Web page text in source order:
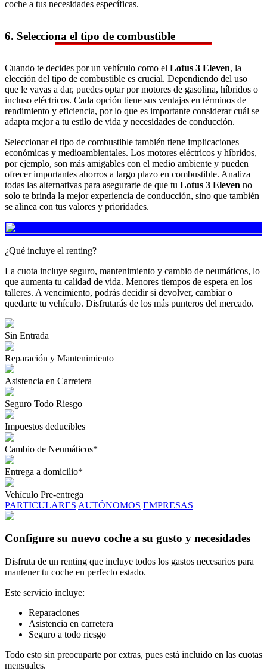
coche a tus necesidades específicas.
6. Selecciona el tipo de combustible
Cuando te decides por un vehículo como el Lotus 3 Eleven, la
elección del tipo de combustible es crucial. Dependiendo del uso
que le vayas a dar, puedes optar por motores de gasolina, híbridos o
incluso eléctricos. Cada opción tiene sus ventajas en términos de
rendimiento y eficiencia, por lo que es importante considerar cuál se
adapta mejor a tu estilo de vida y necesidades de conducción.
Seleccionar el tipo de combustible también tiene implicaciones
económicas y medioambientales. Los motores eléctricos y híbridos,
por ejemplo, son más amigables con el medio ambiente y pueden
ofrecer importantes ahorros a largo plazo en combustible. Analiza
todas las alternativas para asegurarte de que tu Lotus 3 Eleven no
solo te brinda la mejor experiencia de conducción, sino que también
se alinea con tus valores y prioridades.
¿Qué incluye el renting?
La cuota incluye seguro, mantenimiento y cambio de neumáticos, lo
que aumenta tu calidad de vida. Menores tiempos de espera en los
talleres. A vencimiento, podrás decidir si devolver, cambiar o
quedarte tu vehículo. Disfrutarás de los más punteros del mercado.
Sin Entrada
Reparación y Mantenimiento
Asistencia en Carretera
Seguro Todo Riesgo
Impuestos deducibles
Cambio de Neumáticos*
Entrega a domicilio*
Vehículo Pre-entrega
PARTICULARES AUTÓNOMOS EMPRESAS
Configure su nuevo coche a su gusto y necesidades
Disfruta de un renting que incluye todos los gastos necesarios para
mantener tu coche en perfecto estado.
Este servicio incluye:
Reparaciones
Asistencia en carretera
Seguro a todo riesgo
Todo esto sin preocuparte por extras, pues está incluido en las cuotas
mensuales.